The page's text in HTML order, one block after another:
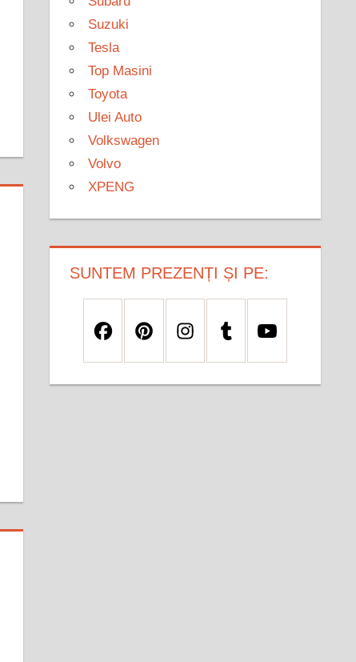
Suzuki
Tesla
Top Masini
Toyota
Ulei Auto
Volkswagen
Volvo
XPENG
SUNTEM PREZENȚI ȘI PE: